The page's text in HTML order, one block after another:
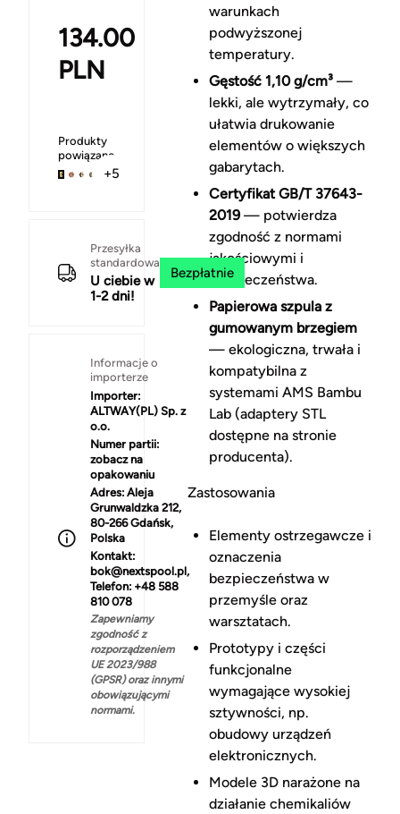
134.00
PLN
Produkty
powiązane
+5
Przesyłka
standardowa
U ciebie w
1-2 dni!
Bezpłatnie
Informacje o
importerze
Importer:
ALTWAY(PL) Sp. z
o.o.
Numer partii:
zobacz na
opakowaniu
Adres: Aleja
Grunwaldzka 212,
80-266 Gdańsk,
Polska
Kontakt:
bok@nextspool.pl,
Telefon: +48 588
810 078
Zapewniamy
zgodność z
rozporządzeniem
UE 2023/988
(GPSR) oraz innymi
obowiązującymi
normami.
warunkach
podwyższonej
temperatury.
Gęstość 1,10 g/cm³—
lekki, ale wytrzymały, co
ułatwia drukowanie
elementów o większych
gabarytach.
Certyfikat GB/T 37643-
2019— potwierdza
zgodność z normami
jakościowymi i
bezpieczeństwa.
Papierowa szpula z
gumowanym brzegiem
— ekologiczna, trwała i
kompatybilna z
systemami AMS Bambu
Lab (adaptery STL
dostępne na stronie
producenta).
Zastosowania
Elementy ostrzegawcze i
oznaczenia
bezpieczeństwa w
przemyśle oraz
warsztatach.
Prototypy i części
funkcjonalne
wymagające wysokiej
sztywności, np.
obudowy urządzeń
elektronicznych.
Modele 3D narażone na
działanie chemikaliów